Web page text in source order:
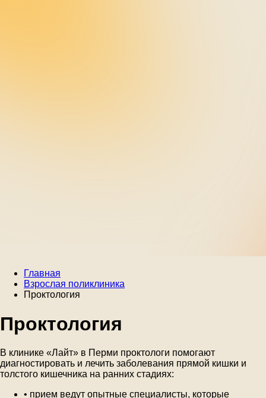
Главная
Взрослая поликлиника
Проктология
Проктология
В клинике «Лайт» в Перми проктологи помогают
диагностировать и лечить заболевания прямой кишки и
толстого кишечника на ранних стадиях:
• прием ведут опытные специалисты, которые